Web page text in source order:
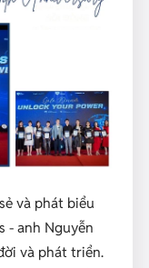
và phát biểu
- anh Nguyễn
và phát triển.